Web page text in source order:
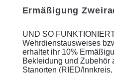
Ermäßigung
UND SO
Wehrdienstausweises
erhaltet ihr 10%
Bekleidung und Zubehör
Stanorten (RIED/